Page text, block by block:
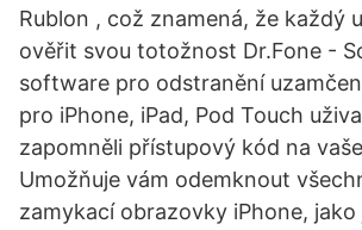
Rublon , což znamená, že každý
ověřit svou totožnost Dr.Fone -
software pro odstranění
pro iPhone, iPad, Pod Touch
zapomněli přístupový kód na
Umožňuje vám odemknout
zamykací obrazovky iPhone,